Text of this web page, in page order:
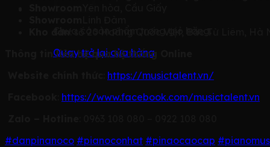
Quay trở lại cửa hàng
Thông tin liên hệ qua hệ thống Online
https://musictalent.vn/
https://www.facebook.com/musictalent.vn
#danpinanoco #pianoconhat #pinaocaocap